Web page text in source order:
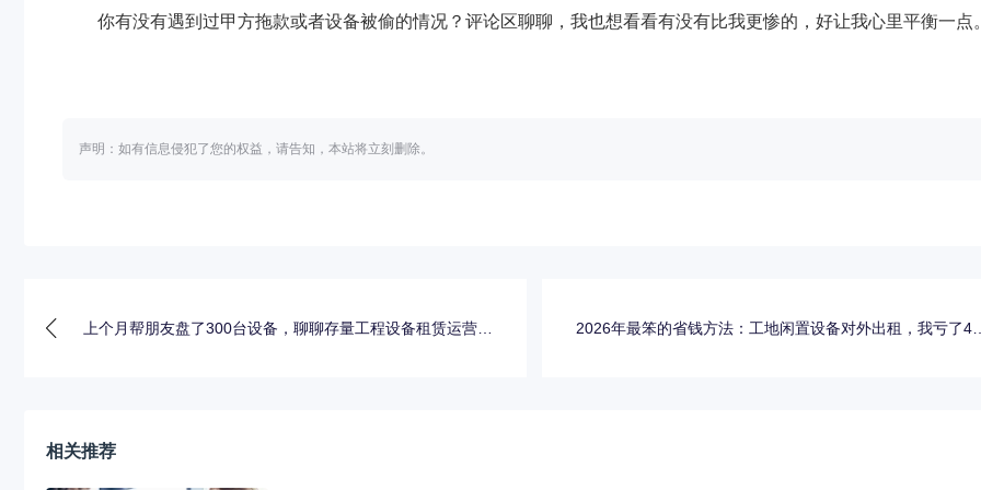
你有没有遇到过甲方拖款或者设备被偷的情况？评论区聊聊，我也想看看有没有比我更惨的，好让我心里平衡一点
声明：如有信息侵犯了您的权益，请告知，本站将立刻删除。
上个月帮朋友盘了300台设备，聊聊存量工程设备租赁运营那
2026年最笨的省钱方法：工地闲置设备对外出租，我亏了40
相关推荐